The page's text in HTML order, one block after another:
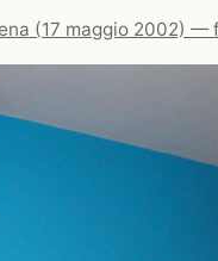
(17 maggio 2002) —